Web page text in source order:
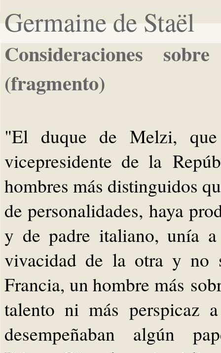
Germaine de Staël
Consideraciones
(fragmento)
"El duque de Melzi,
vicepresidente de la
hombres más distinguidos
de personalidades, haya
y de padre italiano, unía
vivacidad de la otra y no
Francia, un hombre más
talento ni más perspicaz
desempeñaban algún